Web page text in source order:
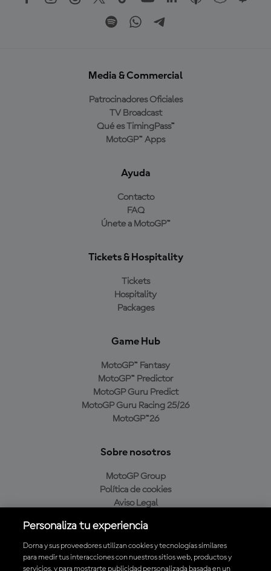
Media & Commercial
Patrocinadores Oficiales
TV Broadcast
Qué es TimingPass™
MotoGP™ Apps
Ayuda
Contacto
FAQ
Únete a MotoGP™
Tickets & Hospitality
Tickets
Hospitality
Packages
Game Hub
MotoGP™ Fantasy
MotoGP™ Predictor
MotoGP Guru Predict
MotoGP Guru Racing 25/26
MotoGP™26
Sobre nosotros
MotoGP Group
Política de cookies
Aviso Legal
Política de compra
Personaliza tu experiencia
Dorna y sus proveedores utilizan cookies y tecnologías similares
para medir tus interacciones con nuestros sitios web, productos y
servicios, y para mostrarte publicidad personalizada basada en un